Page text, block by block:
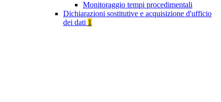
Monitoraggio tempi procedimentali
Dichiarazioni sostitutive e acquisizione d'ufficio
dei dati 1